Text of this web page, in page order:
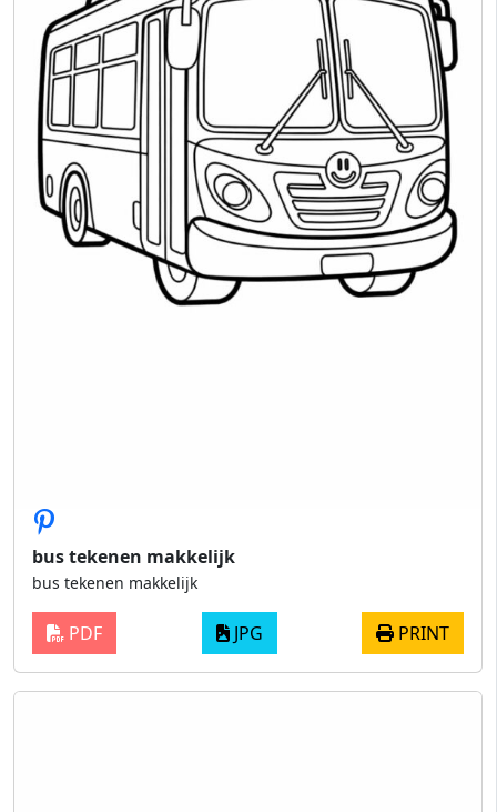
bus tekenen makkelijk
bus tekenen makkelijk
PDF JPG PRINT